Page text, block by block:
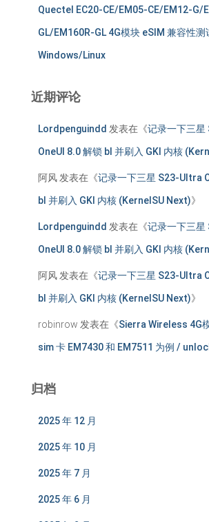
Quectel EC20-CE/EM05-CE/EM12-G/
GL/EM160R-GL 4G模块 eSIM 兼容性测
Windows/Linux
近期评论
Lordpenguindd 发表在《记录一下三
OneUI 8.0 解锁 bl 并刷入 GKI 内核
阿风 发表在《记录一下三星 S23-Ultra
bl 并刷入 GKI 内核 (KernelSU Next)》
Lordpenguindd 发表在《记录一下三
OneUI 8.0 解锁 bl 并刷入 GKI 内核
阿风 发表在《记录一下三星 S23-Ultra
bl 并刷入 GKI 内核 (KernelSU Next)》
robinrow 发表在《Sierra Wireless 4G
sim 卡 EM7430 和 EM7511 为例 /
归档
2025 年 12 月
2025 年 10 月
2025 年 7 月
2025 年 6 月